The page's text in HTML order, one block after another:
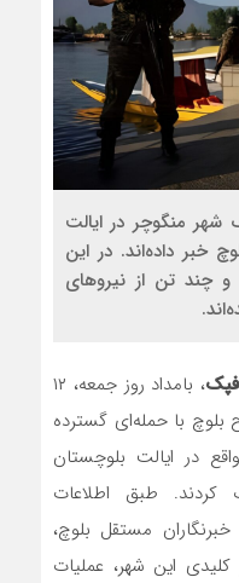
شهر منگوچر در ایالت
خبر داده‌اند. در این
و چند تن از نیروهای
، بامداد روز جمعه، ۱۲
مسلح بلوچ با حمله‌ای گسترده
در ایالت بلوچستان
کردند. طبق اطلاعات
مستقل بلوچ،
این شهر، عملیات